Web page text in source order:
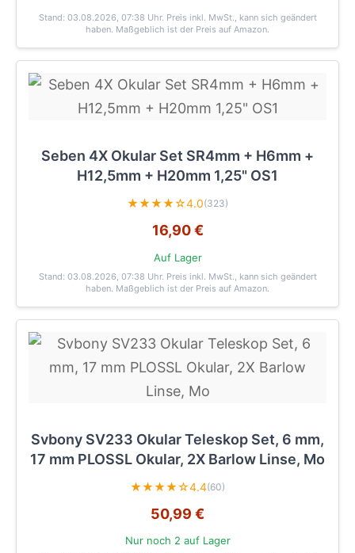
Stand: 03.08.2026, 07:38 Uhr. Preis inkl. MwSt., kann sich geändert
haben. Maßgeblich ist der Preis auf Amazon.
Seben 4X Okular Set SR4mm + H6mm +
H12,5mm + H20mm 1,25" OS1
★★★★☆4.0(323)
16,90 €
Auf Lager
Stand: 03.08.2026, 07:38 Uhr. Preis inkl. MwSt., kann sich geändert
haben. Maßgeblich ist der Preis auf Amazon.
Svbony SV233 Okular Teleskop Set, 6 mm,
17 mm PLOSSL Okular, 2X Barlow Linse, Mo
★★★★☆4.4(60)
50,99 €
Nur noch 2 auf Lager